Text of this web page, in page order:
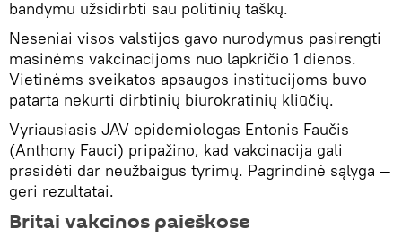
bandymu užsidirbti sau politinių taškų.
Neseniai visos valstijos gavo nurodymus pasirengti
masinėms vakcinacijoms nuo lapkričio 1 dienos.
Vietinėms sveikatos apsaugos institucijoms buvo
patarta nekurti dirbtinių biurokratinių kliūčių.
Vyriausiasis JAV epidemiologas Entonis Faučis
(Anthony Fauci) pripažino, kad vakcinacija gali
prasidėti dar neužbaigus tyrimų. Pagrindinė sąlyga —
geri rezultatai.
Britai vakcinos paieškose